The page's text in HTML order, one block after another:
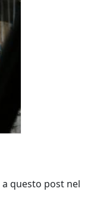
questo post nel